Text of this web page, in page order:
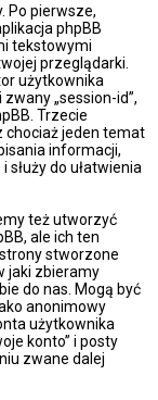
Po pierwsze,
phpBB
tekstowymi
przeglądarki.
użytkownika
„session-id”,
Trzecie
chociaż jeden temat
informacji,
do ułatwienia
też utworzyć
ale ich ten
stworzone
jaki zbieramy
do nas. Mogą być
anonimowy
użytkownika
konto” i posty
zwane dalej